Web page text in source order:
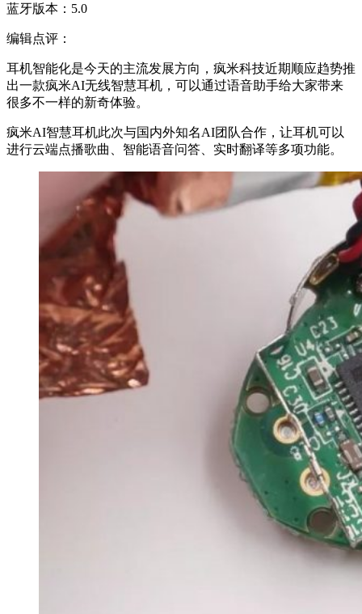
蓝牙版本：5.0
编辑点评：
耳机智能化是今天的主流发展方向，疯米科技近期顺应趋势推
出一款疯米AI无线智慧耳机，可以通过语音助手给大家带来
很多不一样的新奇体验。
疯米AI智慧耳机此次与国内外知名AI团队合作，让耳机可以
进行云端点播歌曲、智能语音问答、实时翻译等多项功能。